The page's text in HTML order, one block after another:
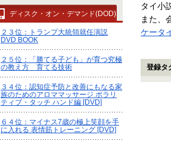
タイ小
また、
ケータ
登録タ
ディスク・オン・デマンド(DOD)
２３位：トランプ大統領就任演説
DVD BOOK
２５位：「勝てる子ども」が育つ究極
の教え方 育てる技術
３４位：認知症予防と改善にもなる家
族のためのアロママッサージ ポラリ
ティブ・タッチ ハンド編 [DVD]
６４位：マイナス7歳の極上笑顔を手
に入れる 表情筋トレーニング [DVD]